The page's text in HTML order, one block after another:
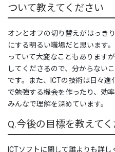
ついて教えてください
オンとオフの切り替えがはっき
にする明るい職場だと思います
っていて大変なこともあります
してくださるので、分からない
です。また、ICTの技術は日々
で勉強する機会を作ったり、効
みんなで理解を深めています。
Q.今後の目標を教えて
ICTソフトに関して誰よりも詳
取り組みについて
2025年取り組み状況
2023年取り組み
2021年計画
建設DX MOVIE
工務ディレクター